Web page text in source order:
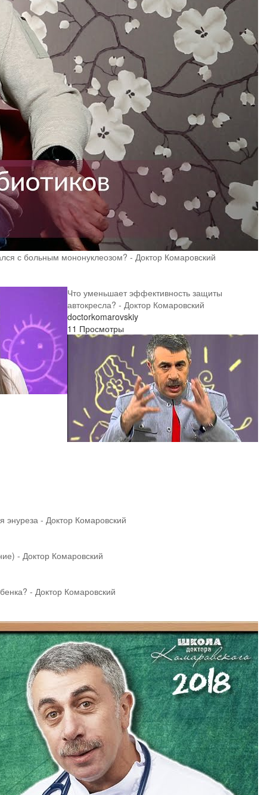
с больным мононуклеозом? - Доктор Комаровский
Что уменьшает эффективность защиты
автокресла? - Доктор Комаровский
doctorkomarovskiy
11 Просмотры
энуреза - Доктор Комаровский
- Доктор Комаровский
- Доктор Комаровский